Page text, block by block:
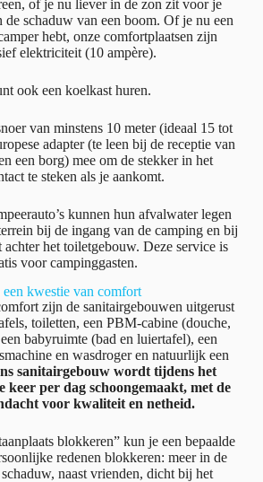
of je nu liever in de zon zit voor je
schaduw van een boom. Of je nu een
hebt, onze comfortplaatsen zijn
elektriciteit (10 ampère).
ook een koelkast huren.
van minstens 10 meter (ideaal 15 tot
adapter (te leen bij de receptie van
een borg) mee om de stekker in het
te steken als je aankomt.
kunnen hun afvalwater legen
bij de ingang van de camping en bij
achter het toiletgebouw. Deze service is
voor campinggasten.
een kwestie van comfort
zijn de sanitairgebouwen uitgerust
toiletten, een PBM-cabine (douche,
babyruimte (bad en luiertafel), een
en wasdroger en natuurlijk een
sanitairgebouw wordt tijdens het
keer per dag schoongemaakt, met de
voor kwaliteit en netheid.
blokkeren” kun je een bepaalde
redenen blokkeren: meer in de
naast vrienden, dicht bij het